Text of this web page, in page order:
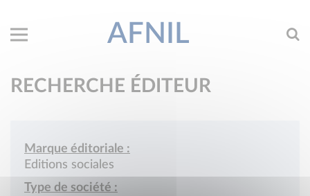
AFNIL
RECHERCHE ÉDITEUR
Marque éditoriale :
Editions sociales
Type de société :